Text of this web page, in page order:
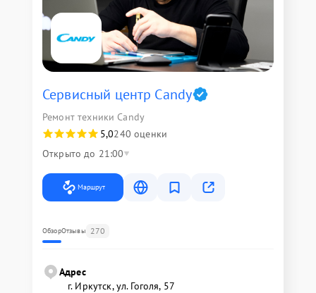
Сервисный центр Candy
Ремонт техники Candy
5,0240 оценки
Открыто до 21:00
Маршрут
ОбзорОтзывы 270
Адрес
г. Иркутск, ул. ​Гоголя, 57